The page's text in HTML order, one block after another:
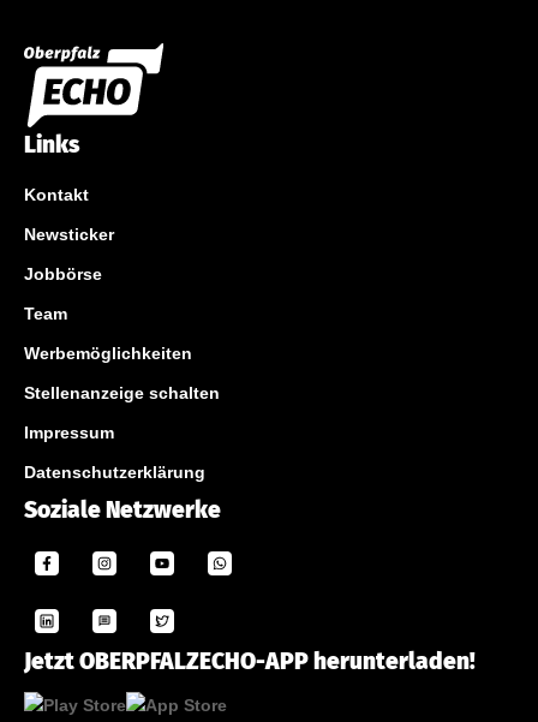
Links
Kontakt
Newsticker
Jobbörse
Team
Werbemöglichkeiten
Stellenanzeige schalten
Impressum
Datenschutzerklärung
Soziale Netzwerke
Jetzt OBERPFALZECHO-APP herunterladen!